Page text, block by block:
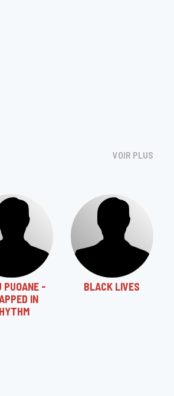
VOIR PLUS
PUOANE -
IN
BLACK LIVES